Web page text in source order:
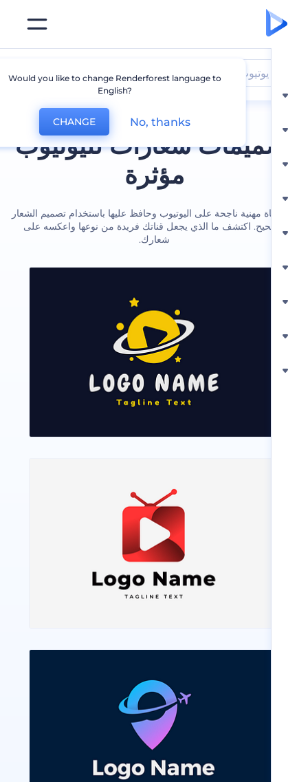
شعارات لليوتيوب
مؤثرة
مهنية ناجحة على اليوتيوب وحافظ عليها باستخدام تصميم الشعار
اكتشف ما الذي يجعل قناتك فريدة من نوعها واعكسه على
Would you like to change Renderforest language to
CHANGE No, thanks